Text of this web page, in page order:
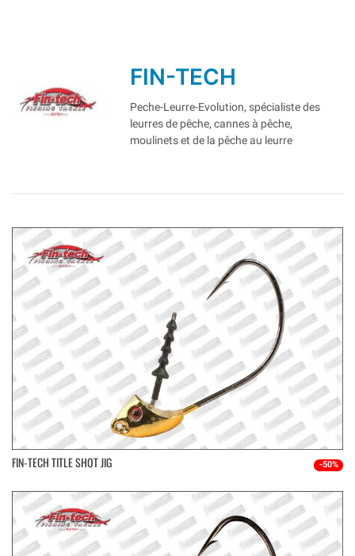
FIN-TECH
Peche-Leurre-Evolution, spécialiste des
leurres de pêche, cannes à pêche,
moulinets et de la pêche au leurre
FIN-TECH TITLE SHOT JIG -50%